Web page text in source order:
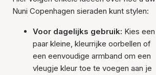
Nuni Copenhagen sieraden kunt stylen:
Voor dagelijks gebruik: Kies een
paar kleine, kleurrijke oorbellen of
een eenvoudige armband om een
vleugje kleur toe te voegen aan je